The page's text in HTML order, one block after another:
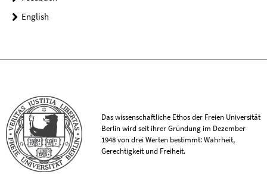
English
Das wissenschaftliche Ethos der Freien Universität
Berlin wird seit ihrer Gründung im Dezember
1948 von drei Werten bestimmt: Wahrheit,
Gerechtigkeit und Freiheit.